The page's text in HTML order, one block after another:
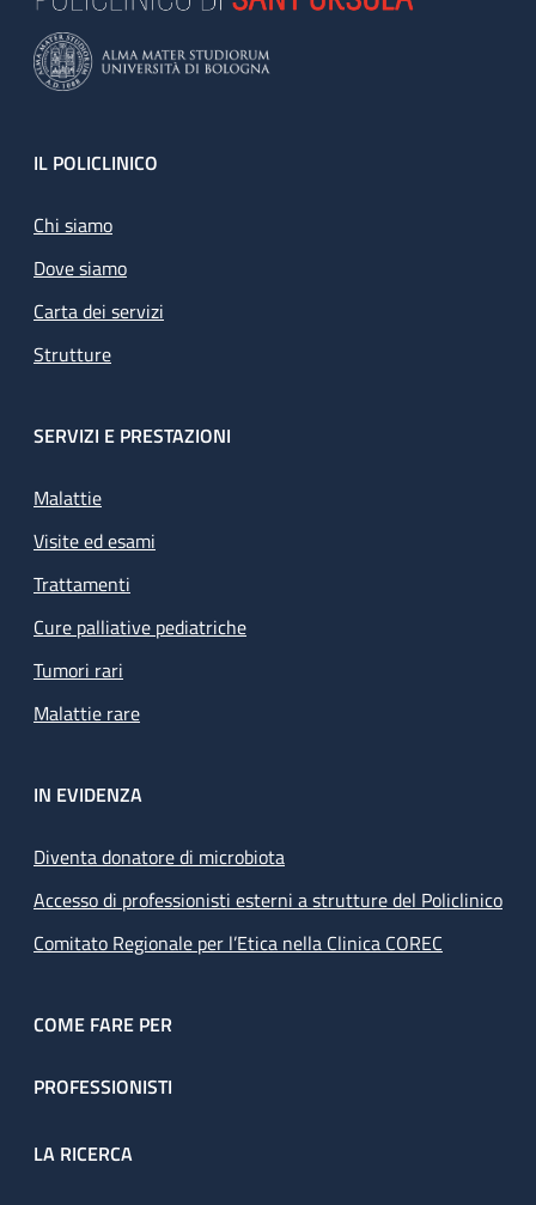
Footer
IL POLICLINICO
Chi siamo
Dove siamo
Carta dei servizi
Strutture
SERVIZI E PRESTAZIONI
Malattie
Visite ed esami
Trattamenti
Cure palliative pediatriche
Tumori rari
Malattie rare
IN EVIDENZA
Diventa donatore di microbiota
Accesso di professionisti esterni a strutture del Policlinico
Comitato Regionale per l’Etica nella Clinica COREC
COME FARE PER
PROFESSIONISTI
LA RICERCA